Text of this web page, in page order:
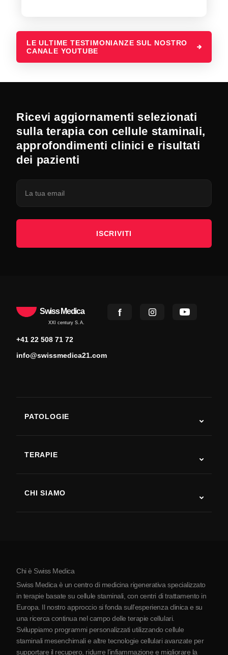
LE ULTIME TESTIMONIANZE SUL NOSTRO
CANALE YOUTUBE
Ricevi aggiornamenti selezionati
sulla terapia con cellule staminali,
approfondimenti clinici e risultati
dei pazienti
ISCRIVITI
Swiss Medica
XXI century S.A.
+41 22 508 71 72
info@swissmedica21.com
PATOLOGIE
Malattia di Parkinson
Artrite
TERAPIE
CHI SIAMO
La Serbia
Partnership
Chi è Swiss Medica
Swiss Medica è un centro di medicina rigenerativa specializzato
in terapie basate su cellule staminali, con centri di trattamento in
Europa. Il nostro approccio si fonda sull’esperienza clinica e su
una ricerca continua nel campo delle terapie cellulari.
Sviluppiamo programmi personalizzati utilizzando cellule
staminali mesenchimali e altre tecnologie cellulari avanzate per
supportare il recupero, ridurre l’infiammazione e migliorare la